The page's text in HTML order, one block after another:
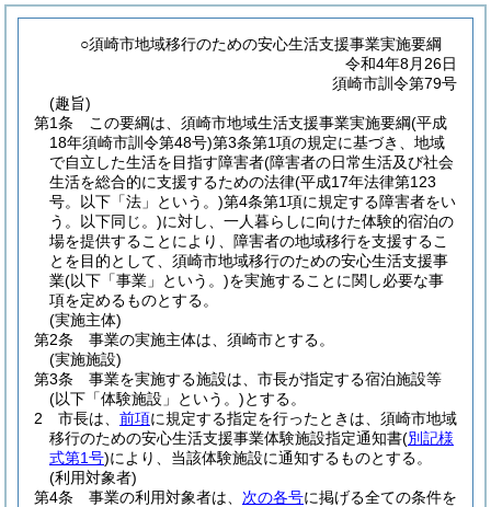
○須崎市地域移行のための安心生活支援事業実施要綱
令和4年8月26日
須崎市訓令第79号
(趣旨)
第1条
この要綱は、須崎市地域生活支援事業実施要綱(平成
18年須崎市訓令第48号)第3条第1項の規定に基づき、地域
で自立した生活を目指す障害者(障害者の日常生活及び社会
生活を総合的に支援するための法律(平成17年法律第123
号。以下「法」という。)第4条第1項に規定する障害者をい
う。以下同じ。)に対し、一人暮らしに向けた体験的宿泊の
場を提供することにより、障害者の地域移行を支援するこ
とを目的として、須崎市地域移行のための安心生活支援事
業(以下「事業」という。)を実施することに関し必要な事
項を定めるものとする。
(実施主体)
第2条
事業の実施主体は、須崎市とする。
(実施施設)
第3条
事業を実施する施設は、市長が指定する宿泊施設等
(以下「体験施設」という。)とする。
2
市長は、 前項に規定する指定を行ったときは、須崎市地域
移行のための安心生活支援事業体験施設指定通知書(別記様
式第1号)により、当該体験施設に通知するものとする。
(利用対象者)
第4条
事業の利用対象者は、 次の各号に掲げる全ての条件を